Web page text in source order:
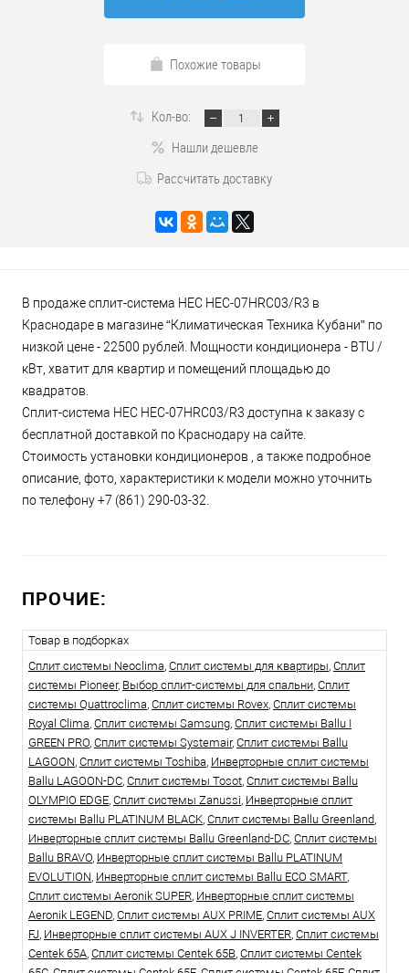
Похожие товары
Кол-во:
Нашли дешевле
Рассчитать доставку
В продаже сплит-система HEC HEC-07HRC03/R3 в
Краснодаре в магазине “Климатическая Техника Кубани” по
низкой цене - 22500 рублей. Мощности кондиционера - BTU /
кВт, хватит для квартир и помещений площадью до
квадратов.
Сплит-система HEC HEC-07HRC03/R3 доступна к заказу с
бесплатной доставкой по Краснодару на сайте.
Стоимость установки кондиционеров , а также подробное
описание, фото, характеристики к модели можно уточнить
по телефону +7 (861) 290-03-32.
ПРОЧИЕ:
Товар в подборках
Сплит системы Neoclima, Сплит системы для квартиры, Сплит
системы Pioneer, Выбор сплит-системы для спальни, Сплит
системы Quattroclima, Сплит системы Rovex, Сплит системы
Royal Clima, Сплит системы Samsung, Сплит системы Ballu I
GREEN PRO, Сплит системы Systemair, Сплит системы Ballu
LAGOON, Сплит системы Toshiba, Инверторные сплит системы
Ballu LAGOON-DC, Сплит системы Tosot, Сплит системы Ballu
OLYMPIO EDGE, Сплит системы Zanussi, Инверторные сплит
системы Ballu PLATINUM BLACK, Сплит системы Ballu Greenland,
Инверторные сплит системы Ballu Greenland-DC, Сплит системы
Ballu BRAVO, Инверторные сплит системы Ballu PLATINUM
EVOLUTION, Инверторные сплит системы Ballu ECO SMART,
Сплит системы Aeronik SUPER, Инверторные сплит системы
Aeronik LEGEND, Сплит системы AUX PRIME, Сплит системы AUX
FJ, Инверторные сплит системы AUX J INVERTER, Сплит системы
Centek 65A, Сплит системы Centek 65B, Сплит системы Centek